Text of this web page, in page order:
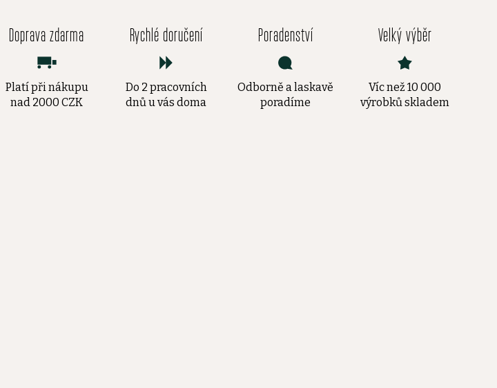
Doprava zdarma
Platí při nákupu
nad 2000 CZK
Rychlé doručení
Do 2 pracovních
dnů u vás doma
Poradenství
Odborně a laskavě
poradíme
Velký výběr
Víc než 10 000
výrobků skladem